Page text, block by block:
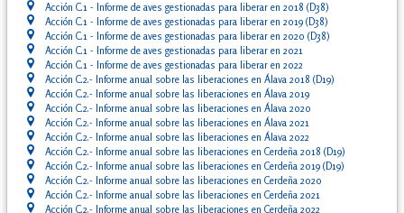
Acción C.1 - Informe de aves gestionadas para liberar en 2018 (D38)
Acción C.1 - Informe de aves gestionadas para liberar en 2019 (D38)
Acción C.1 - Informe de aves gestionadas para liberar en 2020 (D38)
Acción C.1 - Informe de aves gestionadas para liberar en 2021
Acción C.1 - Informe de aves gestionadas para liberar en 2022
Acción C.2.- Informe anual sobre las liberaciones en Álava 2018 (D19)
Acción C.2.- Informe anual sobre las liberaciones en Álava 2019
Acción C.2.- Informe anual sobre las liberaciones en Álava 2020
Acción C.2.- Informe anual sobre las liberaciones en Álava 2021
Acción C.2.- Informe anual sobre las liberaciones en Álava 2022
Acción C.2.- Informe anual sobre las liberaciones en Cerdeña 2018 (D19)
Acción C.2.- Informe anual sobre las liberaciones en Cerdeña 2019 (D19)
Acción C.2.- Informe anual sobre las liberaciones en Cerdeña 2020
Acción C.2.- Informe anual sobre las liberaciones en Cerdeña 2021
Acción C.2.- Informe anual sobre las liberaciones en Cerdeña 2022